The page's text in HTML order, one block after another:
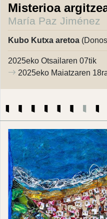
Misterioa
María Paz Jiménez
Kubo Kutxa aretoa
2025eko Otsailaren 07tik
2025eko Maiatzaren